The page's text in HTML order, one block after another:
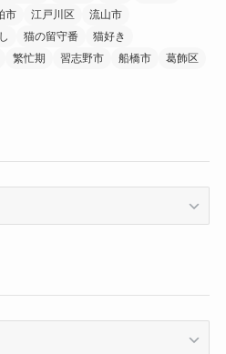
市 江戸川区
流山市
猫の留守番
猫好き
繁忙期 習志野市 船橋市
葛飾区